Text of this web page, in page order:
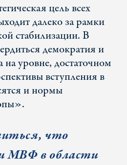
цель всех
далеко за рамки
стабилизации. В
демократия и
на уровне, достаточном
вступления в
и нормы
что
МВФ в области